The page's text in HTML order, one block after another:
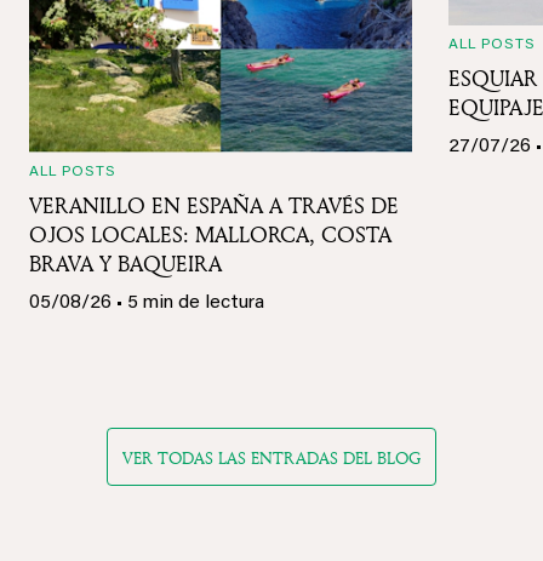
ALL POSTS
VERANILLO EN ESPAÑA A TRAVÉS DE
OJOS LOCALES: MALLORCA, COSTA
BRAVA Y BAQUEIRA
05/08/26 • 5 min de lectura
ALL POSTS
27/07/26
VER TODAS LAS ENTRADAS DEL BLOG